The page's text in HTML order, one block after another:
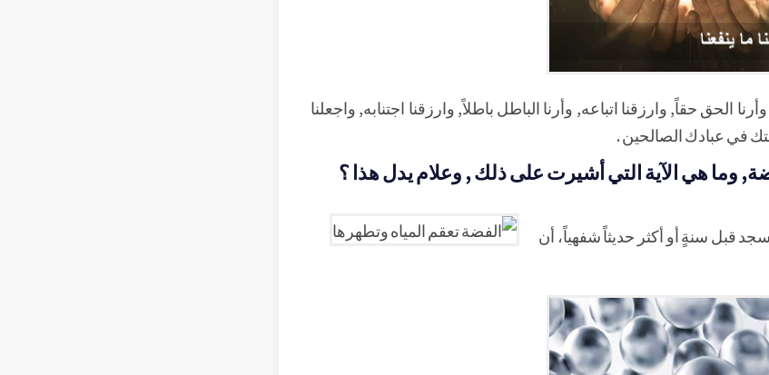
الحق حقاً, وارزقنا اتباعه, وأرنا الباطل باطلاً, وارزقنا اجتنابه, واجعلنا
في عبادك الصالحين .
وما هي الآية التي أشيرت على ذلك , وعلام يدل هذا ؟
قبل سنةٍ أو أكثر حديثاً شفهياً، أن